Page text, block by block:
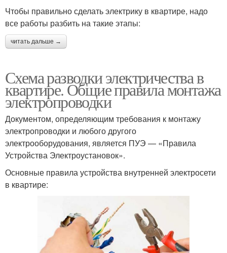
Чтобы правильно сделать электрику в квартире, надо
все работы разбить на такие этапы:
читать дальше →
Схема разводки электричества в
квартире. Общие правила монтажа
электропроводки
Документом, определяющим требования к монтажу
электропроводки и любого другого
электрооборудования, является ПУЭ — «Правила
Устройства Электроустановок».
Основные правила устройства внутренней электросети
в квартире: